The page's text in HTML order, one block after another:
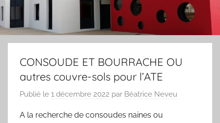
CONSOUDE ET BOURRACHE OU
autres couvre-sols pour l’ATE
Publié le 1 décembre 2022 par Béatrice Neveu
A la recherche de consoudes naines ou